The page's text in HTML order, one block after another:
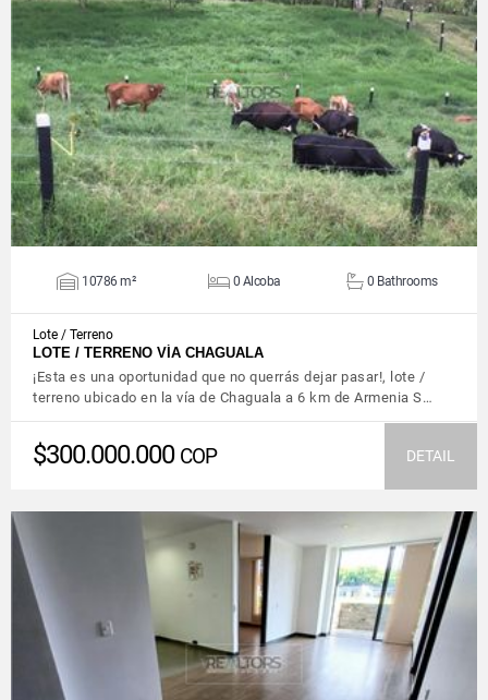
VIEW DETAILS
10786 m² 0 Alcoba 0 Bathrooms
Lote / Terreno
LOTE / TERRENO VÍA CHAGUALA
¡Esta es una oportunidad que no querrás dejar pasar!, lote /
terreno ubicado en la vía de Chaguala a 6 km de Armenia S…
$300.000.000 COP DETAIL
VIEW DETAILS